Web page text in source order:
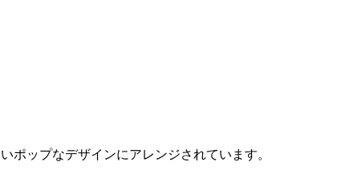
ポップなデザインにアレンジされています。